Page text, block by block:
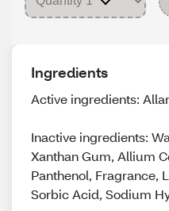
Ingredients
Active ingredients:
Inactive ingredients:
Xanthan Gum, Allium
Panthenol, Fragrance,
Sorbic Acid, Sodium